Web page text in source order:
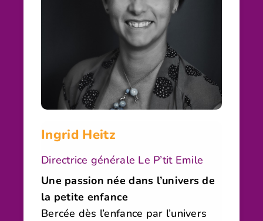
Ingrid Heitz
Directrice générale Le P’tit Emile
Une passion née dans l’univers de
la petite enfance
Bercée dès l’enfance par l’univers